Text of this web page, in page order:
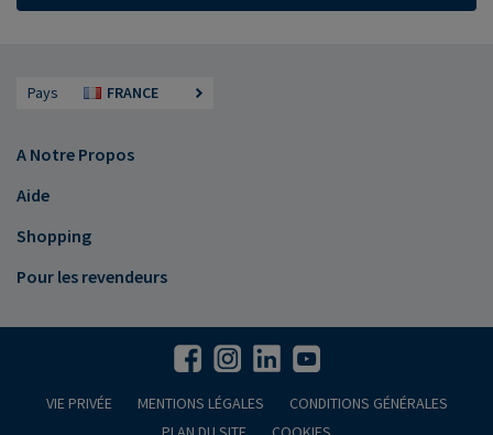
Pays FRANCE
A Notre Propos
Aide
Shopping
Pour les revendeurs
VIE PRIVÉE MENTIONS LÉGALES
CONDITIONS GÉNÉRALES